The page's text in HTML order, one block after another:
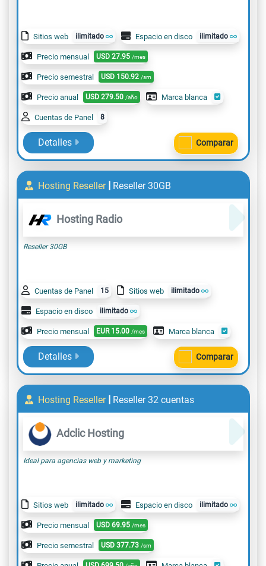
Sitios web ilimitado Espacio en disco ilimitado
Precio mensual USD 27.95 /mes
Precio semestral USD 150.92 /sm
Precio anual USD 279.50 /año Marca blanca
Cuentas de Panel 8
Detalles Comparar
Hosting Reseller | Reseller 30GB
Hosting Radio
Reseller 30GB
Cuentas de Panel 15 Sitios web ilimitado
Espacio en disco ilimitado
Precio mensual EUR 15.00 /mes Marca blanca
Detalles Comparar
Hosting Reseller | Reseller 32 cuentas
Adclic Hosting
Ideal para agencias web y marketing
Sitios web ilimitado Espacio en disco ilimitado
Precio mensual USD 69.95 /mes
Precio semestral USD 377.73 /sm